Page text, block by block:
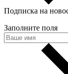
Подписка на
Заполните поля